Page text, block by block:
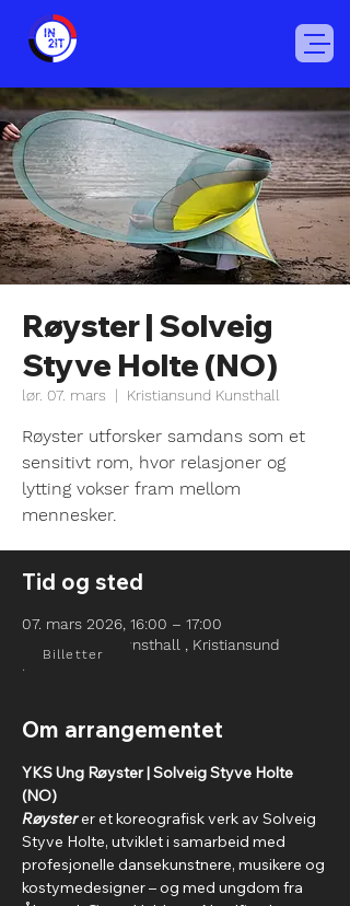
Røyster | Solveig
Styve Holte (NO)
lør. 07. mars
  |
Kristiansund Kunsthall
Røyster utforsker samdans som et
sensitivt rom, hvor relasjoner og
lytting vokser fram mellom
Tid og sted
07. mars 2026, 16:00 – 17:00
Kristiansund Kunsthall , Kristiansund
Kunsthall
Om arrangementet
YKS Ung Røyster | Solveig Styve Holte
(NO)
Røysterer et koreografisk verk av Solveig
Styve Holte, utviklet i samarbeid med
profesjonelle dansekunstnere, musikere og
kostymedesigner – og med ungdom fra
Billetter